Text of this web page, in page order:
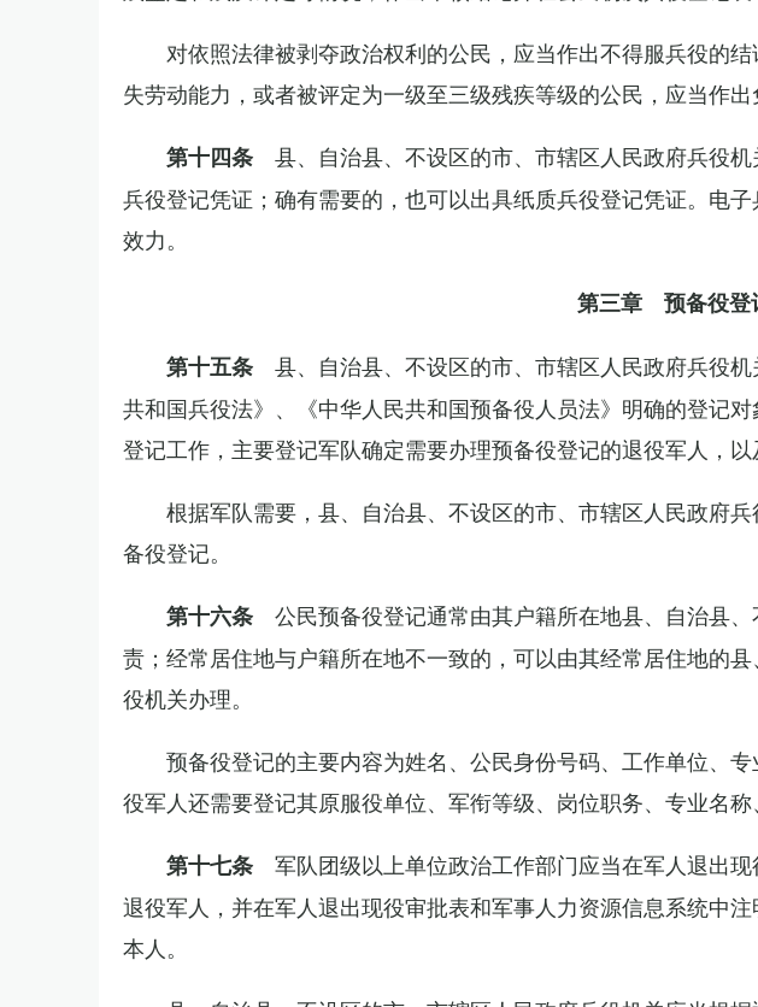
对依照法律被剥夺政治权利的公民，应当作出不得服兵役的
失劳动能力，或者被评定为一级至三级残疾等级的公民，应当作出
第十四条 县、自治县、不设区的市、市辖区人民政府兵役
兵役登记凭证；确有需要的，也可以出具纸质兵役登记凭证。电
效力。
第三章 预备役登
第十五条 县、自治县、不设区的市、市辖区人民政府兵役
共和国兵役法》、《中华人民共和国预备役人员法》明确的登记
登记工作，主要登记军队确定需要办理预备役登记的退役军人，以
根据军队需要，县、自治县、不设区的市、市辖区人民政府
备役登记。
第十六条 公民预备役登记通常由其户籍所在地县、自治县
责；经常居住地与户籍所在地不一致的，可以由其经常居住地的
役机关办理。
预备役登记的主要内容为姓名、公民身份号码、工作单位、
役军人还需要登记其原服役单位、军衔等级、岗位职务、专业名称
第十七条 军队团级以上单位政治工作部门应当在军人退出
退役军人，并在军人退出现役审批表和军事人力资源信息系统中
本人。